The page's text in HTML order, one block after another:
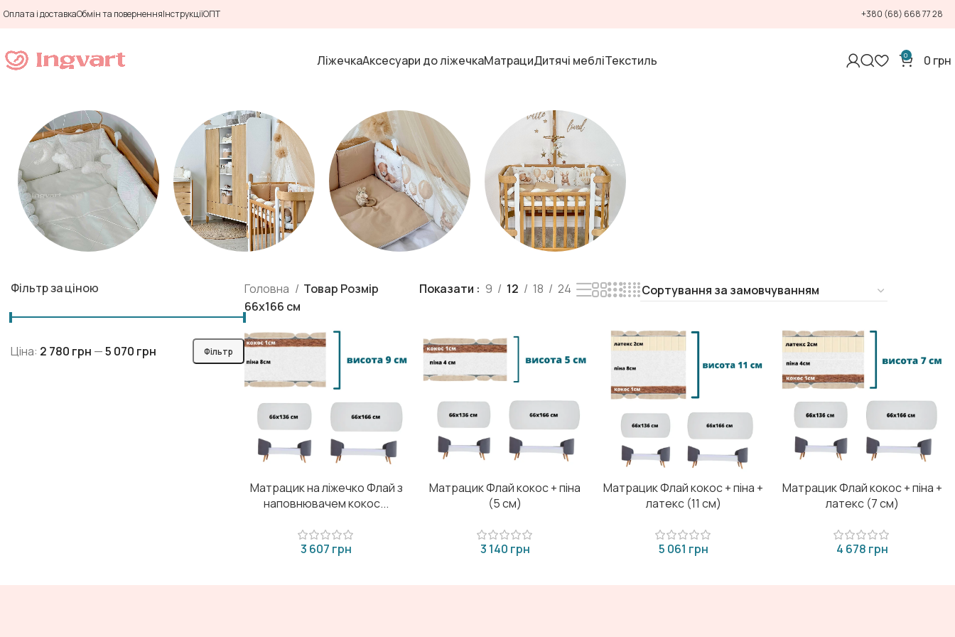
Оплата і доставкаОбмін та поверненняІнструкціїОПТ +380 (68) 668 77 28
ЛіжечкаАксесуари до ліжечкаМатрациДитячі мебліТекстиль 0 0 грн
Матраци Дитячі меблі Текстиль Ліжечка
Фільтр за ціною
Фільтр
Ціна: 2 780 грн —5 070 грн
Головна
Товар Розмір
66х166 см
Показати 9 12 18 24
Матрацик на ліжечко Флай з
наповнювачем кокос...
грн
Матрацик Флай кокос + піна
(5 см)
грн
Матрацик Флай кокос + піна +
латекс (11 см)
грн
Матрацик Флай кокос + піна +
латекс (7 см)
грн